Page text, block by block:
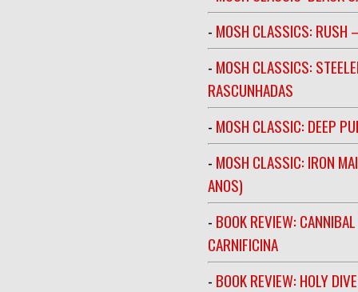
- MOSH CLASSICS: RUSH
- MOSH CLASSICS:
RASCUNHADAS
- MOSH CLASSIC: DEEP
- MOSH CLASSIC: IRON
ANOS)
- BOOK REVIEW:
CARNIFICINA
- BOOK REVIEW: HOLY